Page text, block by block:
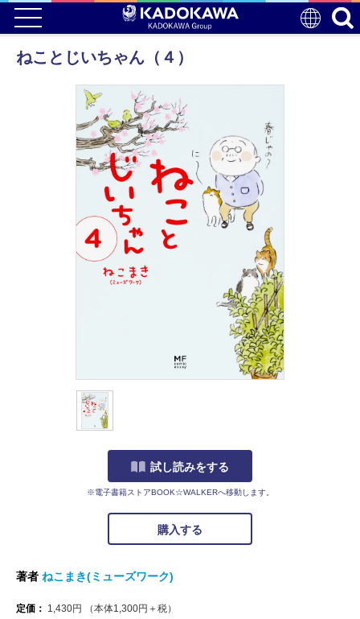
ねことじいちゃん（４）
試し読みをする
※電子書籍ストアBOOK☆WALKERへ移動します。
購入する
著者 ねこまき(ミューズワーク)
定価： 1,430円 （本体1,300円＋税）